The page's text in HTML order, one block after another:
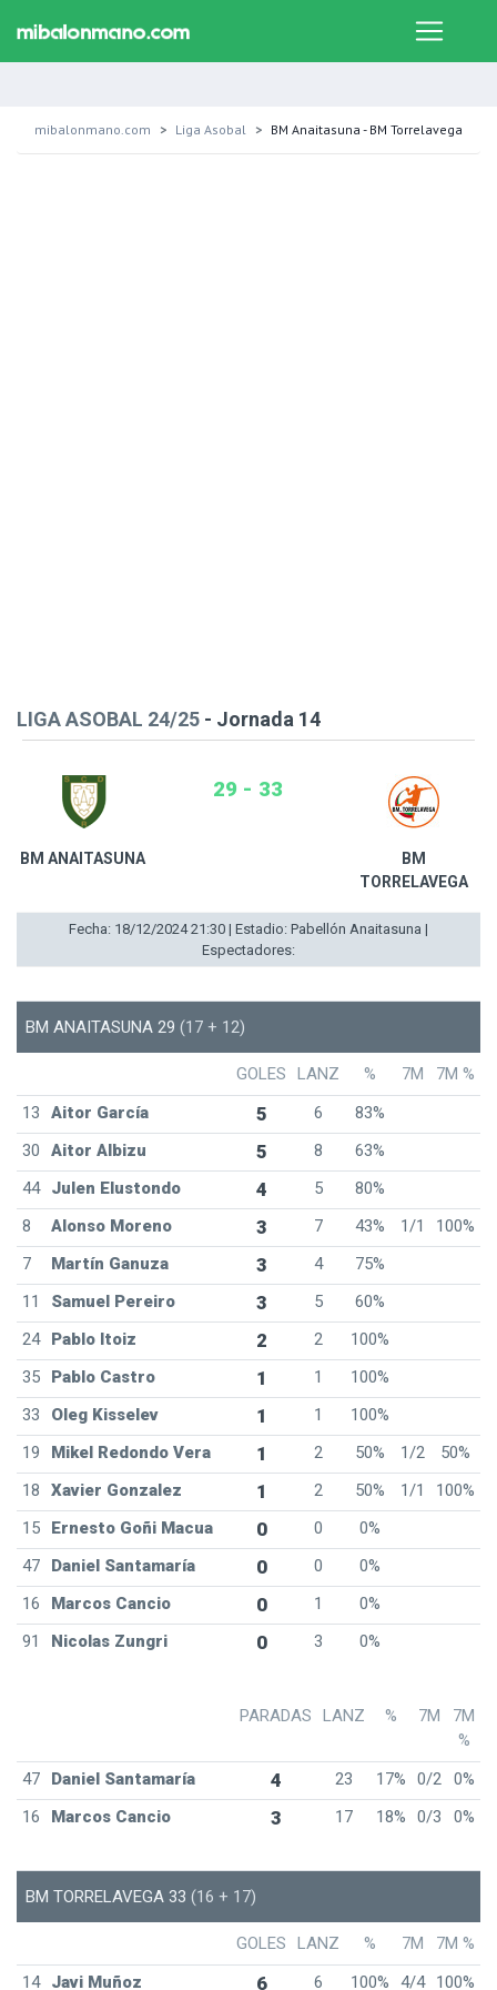
mibalonmano.com Liga Asobal BM Anaitasuna - BM Torrelavega
LIGA ASOBAL 24/25 - Jornada 14
BM ANAITASUNA
29 - 33
BM
TORRELAVEGA
Fecha: 18/12/2024 21:30 | Estadio: Pabellón Anaitasuna |
Espectadores:
BM ANAITASUNA 29 (17 + 12)
GOLES LANZ % 7M
7M %
13
Aitor García 5 6
83%
30
Aitor Albizu 5 8
63%
44
Julen Elustondo 4 5
80%
8
Alonso Moreno 3 7 43% 1/1
100%
7
Martín Ganuza 3 4
75%
11
Samuel Pereiro 3 5
60%
24
Pablo Itoiz 2 2
100%
35
Pablo Castro 1 1
100%
33
Oleg Kisselev 1 1
100%
19
Mikel Redondo Vera 1 2 50% 1/2
50%
18
Xavier Gonzalez 1 2 50% 1/1
100%
15
Ernesto Goñi Macua 0 0
0%
47
Daniel Santamaría 0 0
0%
16
Marcos Cancio 0 1
0%
91
Nicolas Zungri 0 3 0%
PARADAS LANZ % 7M
7M
%
47
Daniel Santamaría 4 23 17% 0/2
0%
16
Marcos Cancio 3 17 18% 0/3 0%
BM TORRELAVEGA 33 (16 + 17)
GOLES LANZ % 7M
7M %
14
Javi Muñoz 6 6 100% 4/4 100%